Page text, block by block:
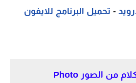
- تحميل البرنامج للايفون
2- برنامج حذف الكلام من الصور Photo